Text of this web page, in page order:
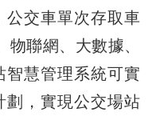
公交車單次存取車
聯網、大數據、
智慧管理系統可實
劃，實現公交場站